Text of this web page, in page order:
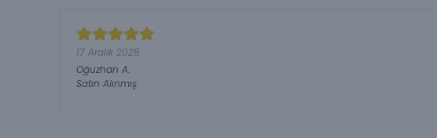
17 Aralık 2025
Oğuzhan A.
Satın Alınmış